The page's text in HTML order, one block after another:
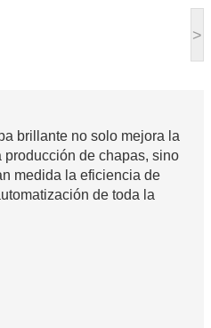
>
brillante no solo mejora la
de chapas, sino
medida la eficiencia de
de toda la